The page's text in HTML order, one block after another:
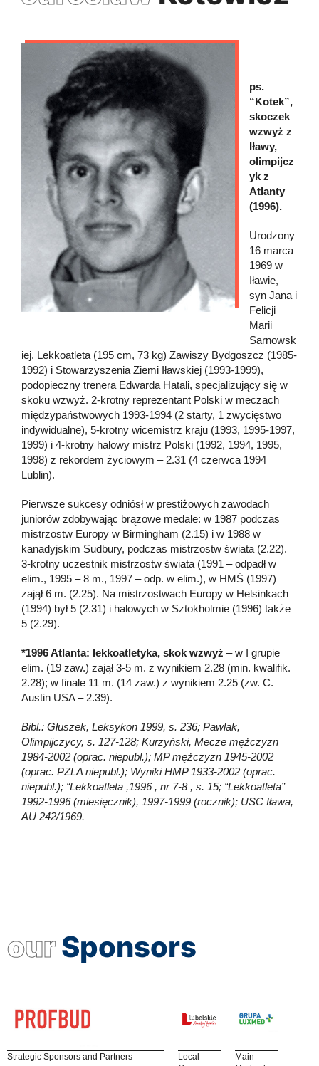
ps.
“Kotek”,
skoczek
wzwyż z
Iławy,
olimpijcz
yk z
Atlanty
(1996).
Urodzony
16 marca
1969 w
Iławie,
syn Jana i
Felicji
Marii
Sarnowsk
iej. Lekkoatleta (195 cm, 73 kg) Zawiszy Bydgoszcz (1985-
1992) i Stowarzyszenia Ziemi Iławskiej (1993-1999),
podopieczny trenera Edwarda Hatali, specjalizujący się w
skoku wzwyż. 2-krotny reprezentant Polski w meczach
międzypaństwowych 1993-1994 (2 starty, 1 zwycięstwo
indywidualne), 5-krotny wicemistrz kraju (1993, 1995-1997,
1999) i 4-krotny halowy mistrz Polski (1992, 1994, 1995,
1998) z rekordem życiowym – 2.31 (4 czerwca 1994
Lublin).
Pierwsze sukcesy odniósł w prestiżowych zawodach
juniorów zdobywając brązowe medale: w 1987 podczas
mistrzostw Europy w Birmingham (2.15) i w 1988 w
kanadyjskim Sudbury, podczas mistrzostw świata (2.22).
3-krotny uczestnik mistrzostw świata (1991 – odpadł w
elim., 1995 – 8 m., 1997 – odp. w elim.), w HMŚ (1997)
zajął 6 m. (2.25). Na mistrzostwach Europy w Helsinkach
(1994) był 5 (2.31) i halowych w Sztokholmie (1996) także
5 (2.29).
*1996 Atlanta: lekkoatletyka, skok wzwyż – w I grupie
elim. (19 zaw.) zajął 3-5 m. z wynikiem 2.28 (min. kwalifik.
2.28); w finale 11 m. (14 zaw.) z wynikiem 2.25 (zw. C.
Austin USA – 2.39).
Bibl.: Głuszek, Leksykon 1999, s. 236; Pawlak,
Olimpijczycy, s. 127-128; Kurzyński, Mecze mężczyzn
1984-2002 (oprac. niepubl.); MP mężczyzn 1945-2002
(oprac. PZLA niepubl.); Wyniki HMP 1933-2002 (oprac.
niepubl.); “Lekkoatleta ,1996 , nr 7-8 , s. 15; “Lekkoatleta”
1992-1996 (miesięcznik), 1997-1999 (rocznik); USC Iława,
AU 242/1969.
ourSponsors
Strategic Sponsors and Partners
Local
Main